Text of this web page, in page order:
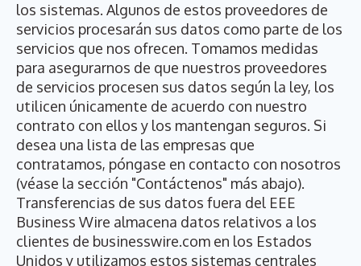
los sistemas. Algunos de estos proveedores de
servicios procesarán sus datos como parte de los
servicios que nos ofrecen. Tomamos medidas
para asegurarnos de que nuestros proveedores
de servicios procesen sus datos según la ley, los
utilicen únicamente de acuerdo con nuestro
contrato con ellos y los mantengan seguros. Si
desea una lista de las empresas que
contratamos, póngase en contacto con nosotros
(véase la sección "Contáctenos" más abajo).
Transferencias de sus datos fuera del EEE
Business Wire almacena datos relativos a los
clientes de businesswire.com en los Estados
Unidos y utilizamos estos sistemas centrales